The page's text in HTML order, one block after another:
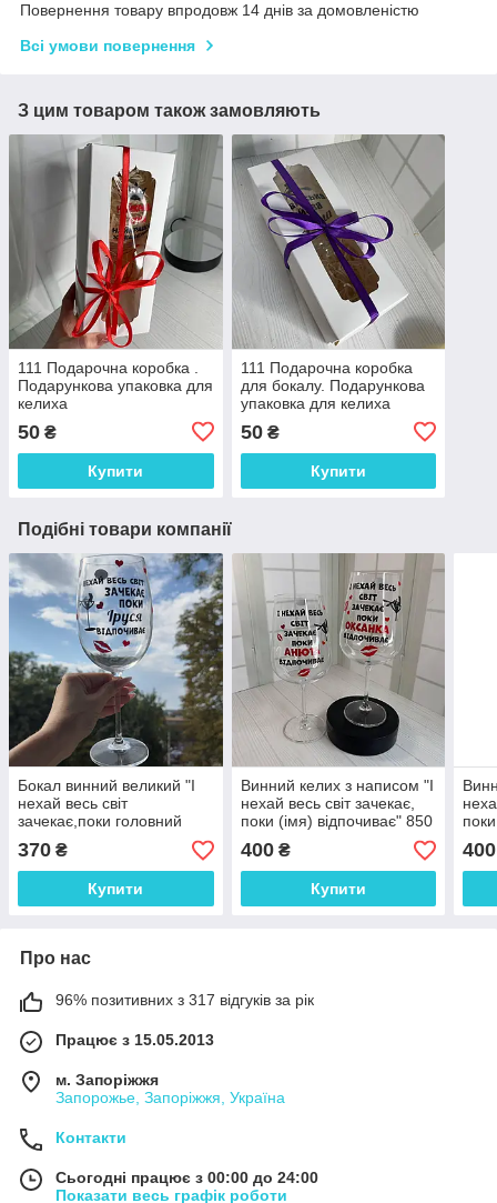
Повернення товару впродовж 14 днів за домовленістю
Всі умови повернення
З цим товаром також замовляють
111 Подарочна коробка .
Подарункова упаковка для
келиха
50 ₴
Купити
111 Подарочна коробка
для бокалу. Подарункова
упаковка для келиха
50₴
Купити
Подібні товари компанії
Бокал винний великий "І
нехай весь світ
зачекає,поки головний
Іруся відпочиває " 640мл
370 ₴
Купити
Винний келих з написом "І
нехай весь світ зачекає,
поки (імя) відпочиває" 850
мл зробимо будь-яке ім'я
400₴
Купити
850
ім'я
400
Про нас
96% позитивних з 317 відгуків за рік
Працює з 15.05.2013
м. Запоріжжя
Запорожье, Запоріжжя, Україна
Контакти
Сьогодні працює з 00:00 до 24:00
Показати весь графік роботи